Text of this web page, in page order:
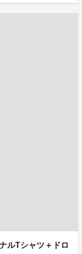
ルTシャツ＋ドロ